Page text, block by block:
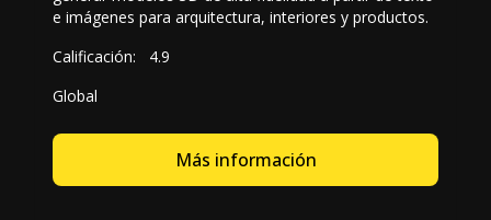
e imágenes para arquitectura, interiores y productos.
Calificación:
4.9
Global
Más información